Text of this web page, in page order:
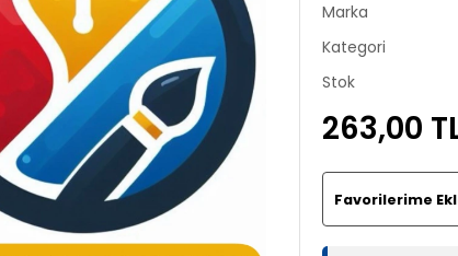
Marka
Kategori
Stok
263,00
Favorilerime